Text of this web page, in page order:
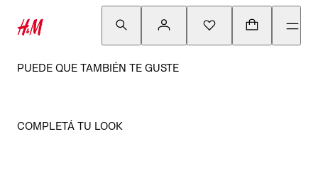
PUEDE QUE TAMBIÉN TE GUSTE
COMPLETÁ TU LOOK